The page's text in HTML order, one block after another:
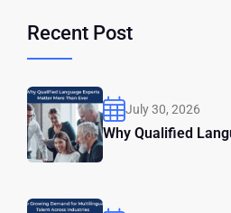
Recent Post
July 30, 2026
Why Qualified